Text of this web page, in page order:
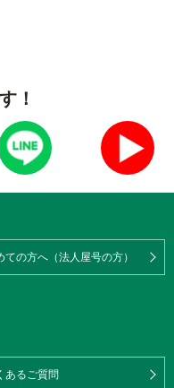
！
ての方へ（法人屋号の方）
あるご質問